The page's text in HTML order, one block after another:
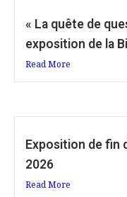
« La quête de
exposition de la
Read More
Exposition de fin
2026
Read More